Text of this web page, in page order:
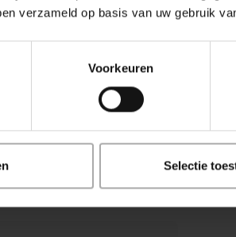
verzameld op basis van uw gebruik
Voorkeuren
Selectie
SRS
SRS
Direct
Met deze
ingesteld
Input: 1x